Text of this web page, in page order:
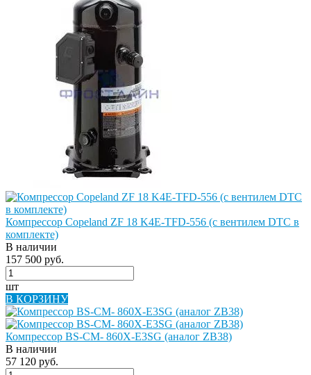
Компрессор Copeland ZF 18 K4E-TFD-556 (с вентилем DTC в
комплекте)
В наличии
157 500 руб.
шт
В КОРЗИНУ
Компрессор BS-CM- 860X-E3SG (аналог ZB38)
В наличии
57 120 руб.